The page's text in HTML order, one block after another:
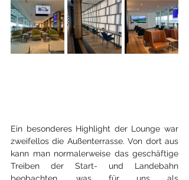
Ein besonderes Highlight der Lounge war
zweifellos die Außenterrasse. Von dort aus
kann man normalerweise das geschäftige
Treiben der Start- und Landebahn